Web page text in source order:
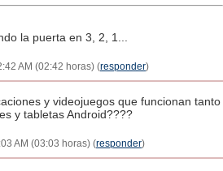
la puerta en 3, 2, 1...
AM (02:42 horas) (responder)
y videojuegos que funcionan tanto
y tabletas Android????
AM (03:03 horas) (responder)